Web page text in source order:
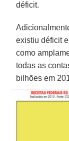
déficit.
existiu déficit
como
todas as
bilhões em